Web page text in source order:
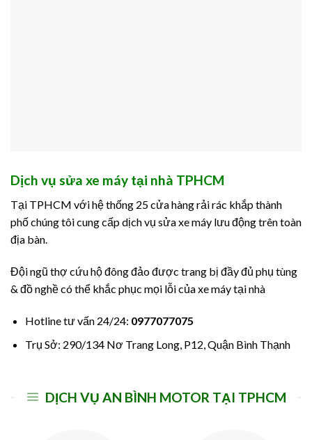
Dịch vụ sửa xe máy tại nhà TPHCM
Tại TPHCM với hệ thống 25 cửa hàng rải rác khắp thành
phố chúng tôi cung cấp dịch vụ sửa xe máy lưu động trên toàn
địa bàn.
Đội ngũ thợ cứu hộ đông đảo được trang bị đầy đủ phụ tùng
& đồ nghề có thể khắc phục mọi lỗi của xe máy tại nhà
Hotline tư vấn 24/24: 0977077075
Trụ Sở: 290/134 Nơ Trang Long, P12, Quận Bình Thạnh
DỊCH VỤ AN BÌNH MOTOR TẠI TPHCM